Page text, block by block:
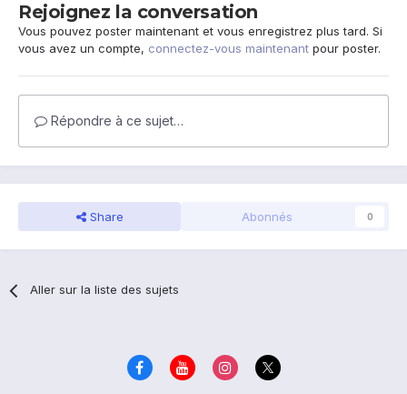
Rejoignez la conversation
Vous pouvez poster maintenant et vous enregistrez plus tard. Si
vous avez un compte, connectez-vous maintenant pour poster.
Répondre à ce sujet…
Share Abonnés 0
Aller sur la liste des sujets